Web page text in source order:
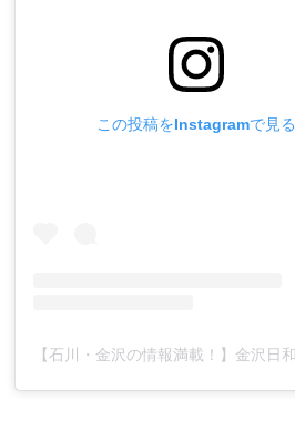
この投稿をInstagramで見る